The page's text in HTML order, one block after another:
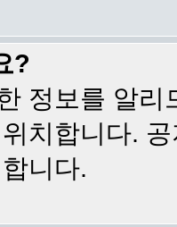
?
정보를 알
치합니다.
니다.